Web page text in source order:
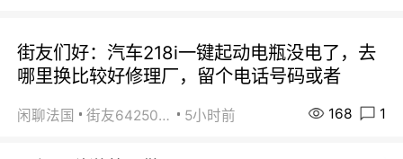
街友们好：汽车218i一键起动电瓶没电了，去
哪里换比较好修理厂，留个电话号码或者
闲聊法国 街友64250024 5小时前 168 1